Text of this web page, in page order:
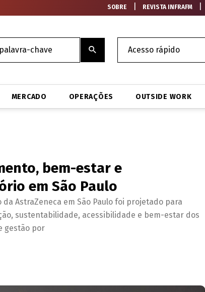
SOBRE REVISTA INFRAFM
MERCADO OPERAÇÕES OUTSIDE WORK
bem-estar e
em São Paulo
AstraZeneca em São Paulo foi projetado para
sustentabilidade, acessibilidade e bem-estar dos
gestão por